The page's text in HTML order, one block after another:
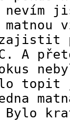
nevím
matnou
A
topit
Bylo